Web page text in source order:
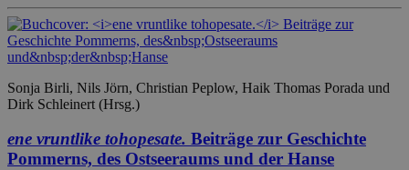
Sonja Birli, Nils Jörn, Christian Peplow, Haik Thomas Porada und
Dirk Schleinert (Hrsg.)
ene vruntlike tohopesate. Beiträge zur Geschichte
Pommerns, des Ostseeraums und der Hanse